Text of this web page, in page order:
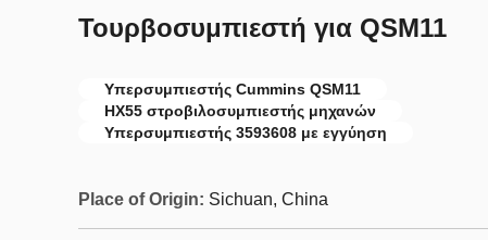
Τουρβοσυμπιεστή για QSM11
Υπερσυμπιεστής Cummins QSM11
HX55 στροβιλοσυμπιεστής μηχανών
Υπερσυμπιεστής 3593608 με εγγύηση
Place of Origin: Sichuan, China